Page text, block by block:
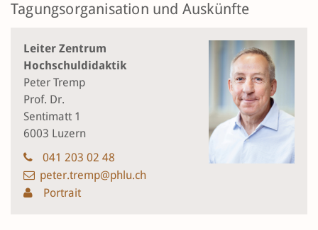
Tagungsorganisation und Auskünfte
Leiter Zentrum
Hochschuldidaktik
Peter Tremp
Prof. Dr.
Sentimatt 1
6003 Luzern
041 203 02 48
peter.tremp@phlu.ch
Portrait